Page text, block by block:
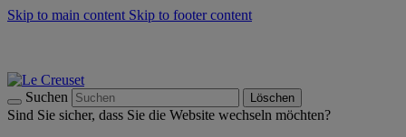
Skip to main content Skip to footer content
Suchen Löschen
Sind Sie sicher, dass Sie die Website wechseln möchten?